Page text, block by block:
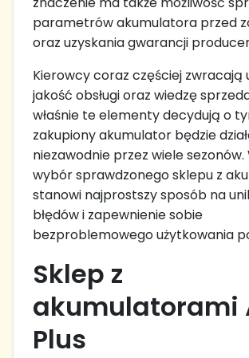
parametrów akumulatora przed
oraz uzyskania gwarancji
Kierowcy coraz częściej zwracają
jakość obsługi oraz wiedzę
właśnie te elementy decydują o
zakupiony akumulator będzie
niezawodnie przez wiele
wybór sprawdzonego sklepu z
stanowi najprostszy sposób na
błędów i zapewnienie sobie
bezproblemowego użytkowania
Sklep z
akumulatorami
Plus